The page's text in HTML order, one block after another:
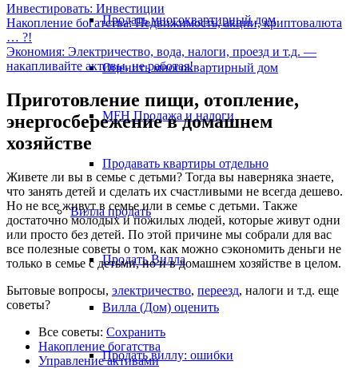
Продать многоквартирный дом
Оценить многоквартирный дом
MFH Продажа и налоги
Продавать квартиры отдельно
Вилла продать
Продать Вилла
Вилла (Дом) оценить
Продать виллу: ошибки
Инвестировать: Инвестиции
Накопление богатства: Недвижимость, акции, криптовалюта
… ?!
Экономия: Электричество, вода, налоги, проезд и т.д. —
накапливайте активы, не работая!
Приготовление пищи, отопление,
энергосбережение в домашнем
хозяйстве
Живете ли вы в семье с детьми? Тогда вы наверняка знаете,
что занять детей и сделать их счастливыми не всегда дешево.
Но не все живут в семье или в семье с детьми. Также
достаточно молодых и пожилых людей, которые живут одни
или просто без детей. По этой причине мы собрали для вас
все полезные советы о том, как можно сэкономить деньги не
только в семье с детьми, но и в домашнем хозяйстве в целом.
Бытовые вопросы, электричество, переезд, налоги и т.д. еще
советы?
Все советы: Сохранить
Накопление богатства
Управление активами